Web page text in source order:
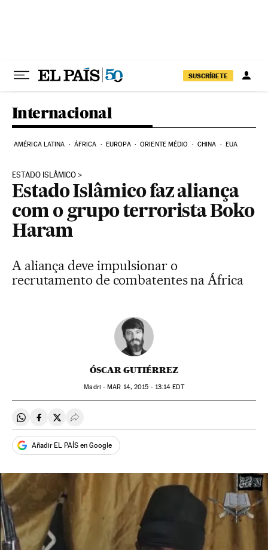
SUSCRÍBETE
Internacional
AMÉRICA LATINA ÁFRICA EUROPA ORIENTE MÉDIO CHINA EUA
ESTADO ISLÂMICO
Estado Islâmico faz aliança
com o grupo terrorista Boko
Haram
A aliança deve impulsionar o
recrutamento de combatentes na África
ÓSCAR GUTIÉRREZ
Madri -MAR 14, 2015 - 13:14 EDT
Compartir en Whatsapp
Compartir en Facebook
Compartir en Twitter
Desplegar Redes Sociales
Añadir EL PAÍS en Google